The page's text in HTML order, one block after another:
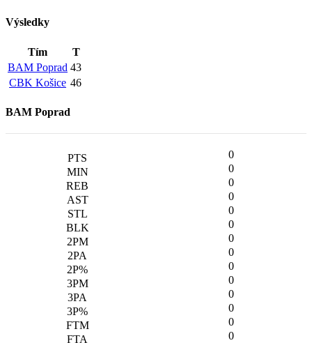
Výsledky
Tím
T
BAM Poprad 43
CBK Košice 46
BAM Poprad
0
0
0
0
0
0
0
0
0
0
0
0
0
0